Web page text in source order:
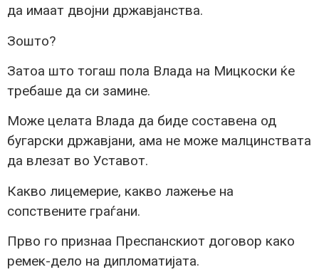
да имаат двојни државјанства.
Зошто?
Затоа што тогаш пола Влада на Мицкоски ќе
требаше да си замине.
Може целата Влада да биде составена од
бугарски државјани, ама не може малцинствата
да влезат во Уставот.
Какво лицемерие, какво лажење на
сопствените граѓани.
Прво го признаа Преспанскиот договор како
ремек-дело на дипломатијата.